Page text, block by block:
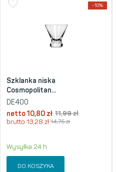
-10%
Szklanka niska
Cosmopolitan...
DE400
netto10,80 zł 11,99zł
brutto 13,28 zł 14,75zł
Wysyłka 24 h
DO KOSZYKA